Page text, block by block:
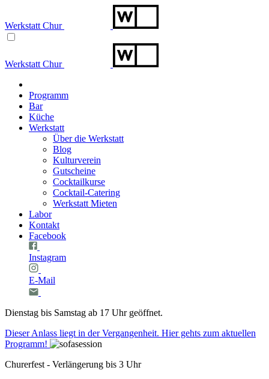
Werkstatt Chur
Werkstatt Chur
Programm
Bar
Küche
Werkstatt
Über die Werkstatt
Blog
Kulturverein
Gutscheine
Cocktailkurse
Cocktail-Catering
Werkstatt Mieten
Labor
Kontakt
Facebook
Instagram
E-Mail
Dienstag bis Samstag ab 17 Uhr geöffnet.
Dieser Anlass liegt in der Vergangenheit. Hier gehts zum aktuellen
Programm!
Churerfest - Verlängerung bis 3 Uhr